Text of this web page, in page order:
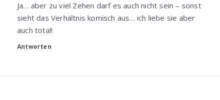
Ja… aber zu viel Zehen darf es auch nicht sein – sonst
sieht das Verhältnis komisch aus… ich liebe sie aber
auch total!
Antworten